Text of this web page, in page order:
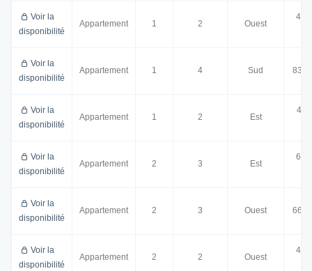
Voir la
disponibilité
Appartement 1 2 Ouest
Voir la
disponibilité
Appartement 1 4 Sud 83.3
Voir la
disponibilité
Appartement 1 2 Est
Voir la
disponibilité
Appartement 2 3 Est
Voir la
disponibilité
Appartement 2 3 Ouest 66.6
Voir la
disponibilité
Appartement 2 2 Ouest